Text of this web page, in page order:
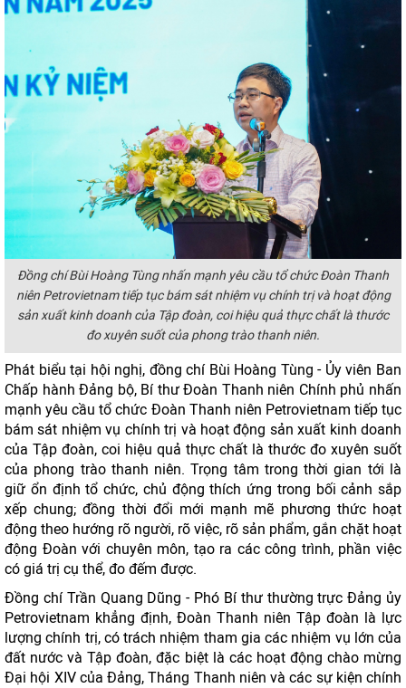
Đồng chí Bùi Hoàng Tùng nhấn mạnh yêu cầu tổ chức Đoàn Thanh
niên Petrovietnam tiếp tục bám sát nhiệm vụ chính trị và hoạt động
sản xuất kinh doanh của Tập đoàn, coi hiệu quả thực chất là thước
đo xuyên suốt của phong trào thanh niên.
Phát biểu tại hội nghị, đồng chí Bùi Hoàng Tùng - Ủy viên Ban
Chấp hành Đảng bộ, Bí thư Đoàn Thanh niên Chính phủ nhấn
mạnh yêu cầu tổ chức Đoàn Thanh niên Petrovietnam tiếp tục
bám sát nhiệm vụ chính trị và hoạt động sản xuất kinh doanh
của Tập đoàn, coi hiệu quả thực chất là thước đo xuyên suốt
của phong trào thanh niên. Trọng tâm trong thời gian tới là
giữ ổn định tổ chức, chủ động thích ứng trong bối cảnh sắp
xếp chung; đồng thời đổi mới mạnh mẽ phương thức hoạt
động theo hướng rõ người, rõ việc, rõ sản phẩm, gắn chặt hoạt
động Đoàn với chuyên môn, tạo ra các công trình, phần việc
có giá trị cụ thể, đo đếm được.
Đồng chí Trần Quang Dũng - Phó Bí thư thường trực Đảng ủy
Petrovietnam khẳng định, Đoàn Thanh niên Tập đoàn là lực
lượng chính trị, có trách nhiệm tham gia các nhiệm vụ lớn của
đất nước và Tập đoàn, đặc biệt là các hoạt động chào mừng
Đại hội XIV của Đảng, Tháng Thanh niên và các sự kiện chính